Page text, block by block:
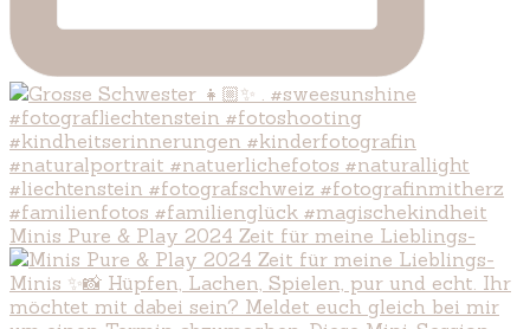
Minis Pure & Play 2024 Zeit für meine Lieblings-